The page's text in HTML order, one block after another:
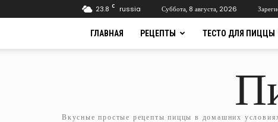
23.8 C russia Суббота, 8 августа, 2026
ГЛАВНАЯ РЕЦЕПТЫ ТЕСТО ДЛЯ ПИЦЦЫ
Вкусные простые рецепты пиццы в домашних